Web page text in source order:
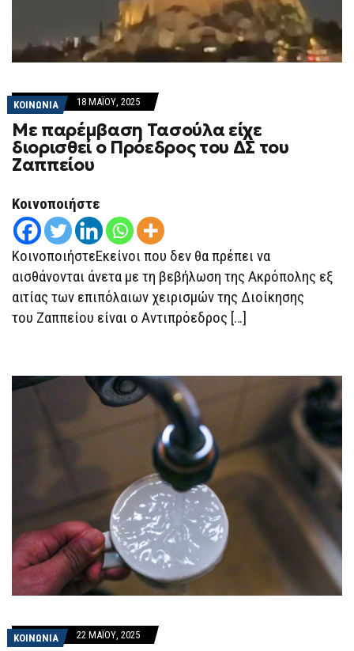
ΚΟΙΝΩΝΙΑ 18 ΜΑΪ́ΟΥ, 2025
Με παρέμβαση Τασούλα είχε
διορισθεί ο Πρόεδρος του ΔΣ του
Ζαππείου
Κοινοποιήστε
ΚοινοποιήστεΕκείνοι που δεν θα πρέπει να
αισθάνονται άνετα με τη βεβήλωση της Ακρόπολης εξ
αιτίας των επιπόλαιων χειρισμών της Διοίκησης
του Ζαππείου είναι ο Αντιπρόεδρος […]
ΚΟΙΝΩΝΙΑ 22 ΜΑΪ́ΟΥ, 2025